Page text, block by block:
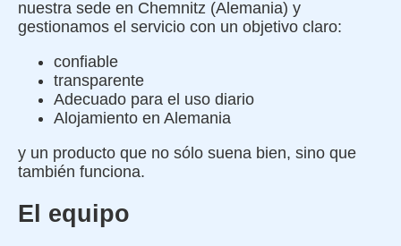
nuestra sede en Chemnitz (Alemania) y
gestionamos el servicio con un objetivo claro:
confiable
transparente
Adecuado para el uso diario
Alojamiento en Alemania
y un producto que no sólo suena bien, sino que
también funciona.
El equipo